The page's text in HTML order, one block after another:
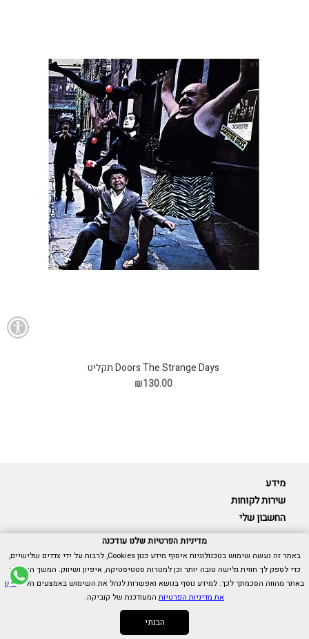
Doors The Strange Days תקליט
₪130.00
מידע
שירות לקוחות
החשבון שלי
Cubica © כל הזכויות שמורות.
אנו כאן בשבילך -055-9511314
מדיניות הפרטיות שלנו עודכנה
באתר זה נעשה שימוש בטכנולוגיות איסוף מידע כגון Cookies, לרבות על ידי צדדים שלישיים,
כדי לספק לך חווית גלישה טובה יותר וכן למטרות סטטיסטיקה, איפיון ושיווק. המשך הגלישה
באתר מהווה הסכמתך לכך. למידע נוסף בנושא ואפשרות לנהל את השימוש באמצעים הללו,ראו
את מדיניות הפרטיותהמעודכנת של קוביקה.
הבנתי